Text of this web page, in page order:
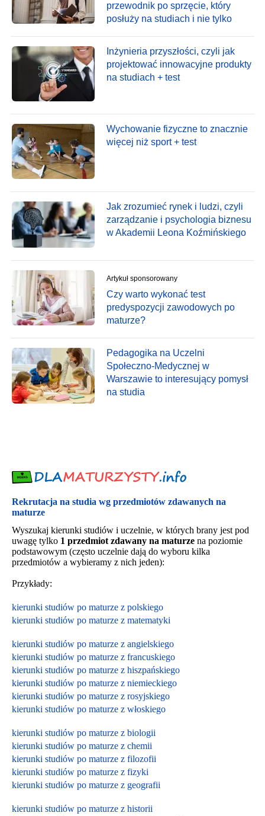
przewodnik po sprzęcie, który
posłuży na studiach i nie tylko
Inżynieria przyszłości, czyli jak
projektować innowacyjne produkty
na studiach + test
Wychowanie fizyczne to znacznie
więcej niż sport + test
Jak zrozumieć rynek i ludzi, czyli
zarządzanie i psychologia biznesu
w Akademii Leona Koźmińskiego
Artykuł sponsorowany
Czy warto wykonać test
predyspozycji zawodowych po
maturze?
Pedagogika na Uczelni
Społeczno-Medycznej w
Warszawie to interesujący pomysł
na studia
Rekrutacja na studia wg przedmiotów zdawanych na
maturze
Wyszukaj kierunki studiów i uczelnie, w których brany jest pod
uwagę tylko 1 przedmiot zdawany na maturze na poziomie
podstawowym (często uczelnie dają do wyboru kilka
przedmiotów a wybieramy z nich jeden):
Przykłady:
kierunki studiów po maturze z polskiego
kierunki studiów po maturze z matematyki
kierunki studiów po maturze z angielskiego
kierunki studiów po maturze z francuskiego
kierunki studiów po maturze z hiszpańskiego
kierunki studiów po maturze z niemieckiego
kierunki studiów po maturze z rosyjskiego
kierunki studiów po maturze z włoskiego
kierunki studiów po maturze z biologii
kierunki studiów po maturze z chemii
kierunki studiów po maturze z filozofii
kierunki studiów po maturze z fizyki
kierunki studiów po maturze z geografii
kierunki studiów po maturze z historii